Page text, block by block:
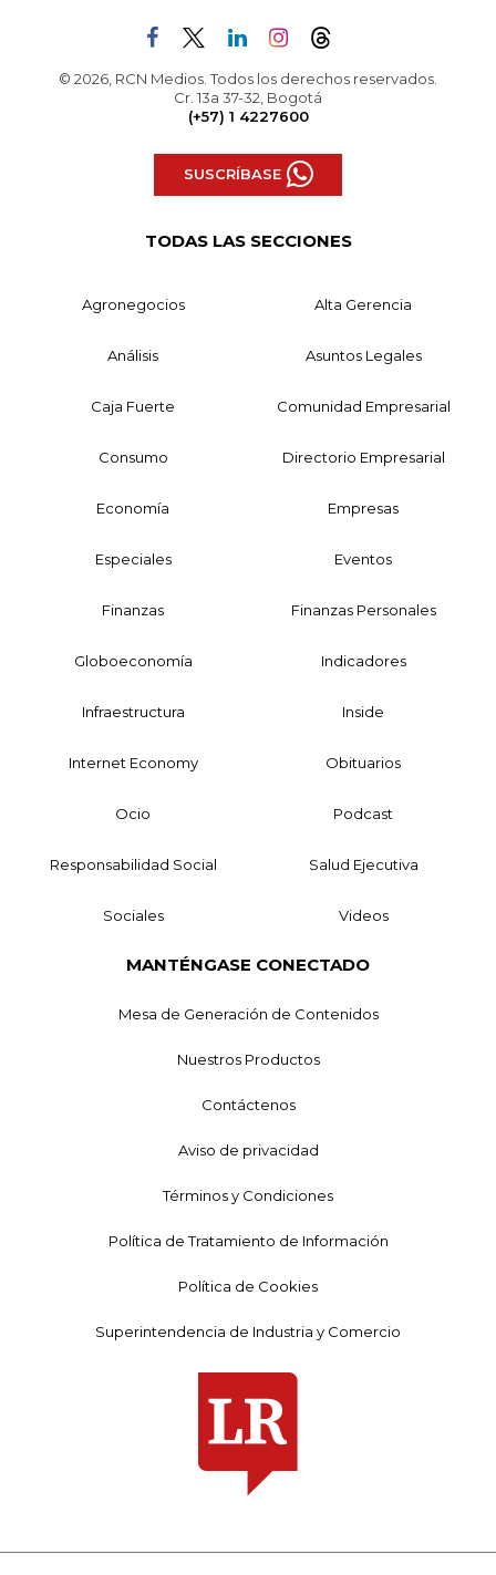
© 2026, RCN Medios. Todos los derechos reservados.
Cr. 13a 37-32, Bogotá
(+57) 1 4227600
SUSCRÍBASE
TODAS LAS SECCIONES
Agronegocios Alta Gerencia
Análisis Asuntos Legales
Caja Fuerte Comunidad Empresarial
Consumo Directorio Empresarial
Economía Empresas
Especiales Eventos
Finanzas Finanzas Personales
Globoeconomía Indicadores
Infraestructura Inside
Internet Economy Obituarios
Ocio Podcast
Responsabilidad Social Salud Ejecutiva
Sociales Videos
MANTÉNGASE CONECTADO
Mesa de Generación de Contenidos
Nuestros Productos
Contáctenos
Aviso de privacidad
Términos y Condiciones
Política de Tratamiento de Información
Política de Cookies
Superintendencia de Industria y Comercio